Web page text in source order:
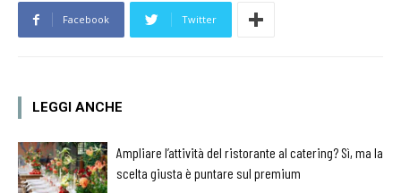
Facebook Twitter
LEGGI ANCHE
Ampliare l’attività del ristorante al catering? Sì, ma la
scelta giusta è puntare sul premium